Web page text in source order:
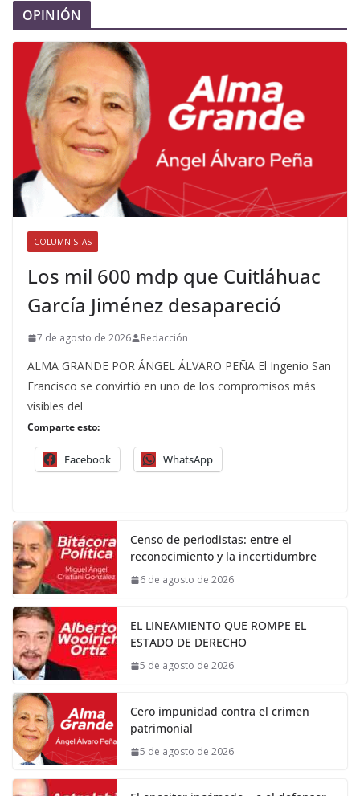
OPINIÓN
COLUMNISTAS
Los mil 600 mdp que Cuitláhuac
García Jiménez desapareció
7 de agosto de 2026 Redacción
ALMA GRANDE POR ÁNGEL ÁLVARO PEÑA El Ingenio San
Francisco se convirtió en uno de los compromisos más
visibles del
Comparte esto:
Facebook WhatsApp
Censo de periodistas: entre el
reconocimiento y la incertidumbre
6 de agosto de 2026
EL LINEAMIENTO QUE ROMPE EL
ESTADO DE DERECHO
5 de agosto de 2026
Cero impunidad contra el crimen
patrimonial
5 de agosto de 2026